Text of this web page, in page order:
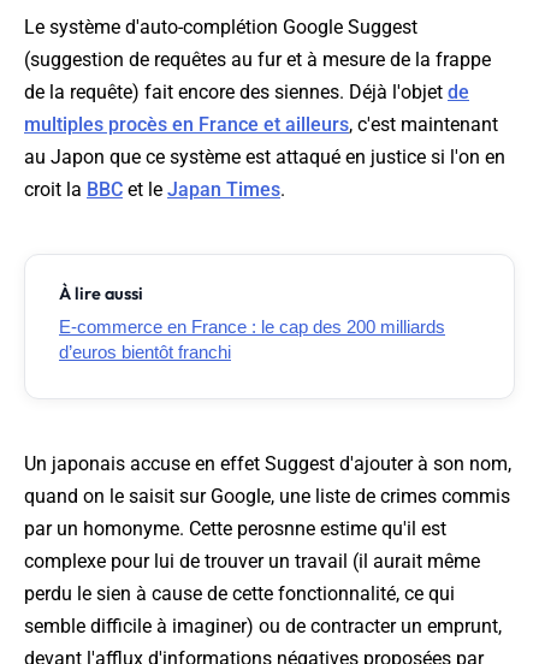
Le système d'auto-complétion Google Suggest
(suggestion de requêtes au fur et à mesure de la frappe
de la requête) fait encore des siennes. Déjà l'objet de
multiples procès en France et ailleurs, c'est maintenant
au Japon que ce système est attaqué en justice si l'on en
croit la BBC et le Japan Times.
À lire aussi
E-commerce en France : le cap des 200 milliards
d’euros bientôt franchi
Un japonais accuse en effet Suggest d'ajouter à son nom,
quand on le saisit sur Google, une liste de crimes commis
par un homonyme. Cette perosnne estime qu'il est
complexe pour lui de trouver un travail (il aurait même
perdu le sien à cause de cette fonctionnalité, ce qui
semble difficile à imaginer) ou de contracter un emprunt,
devant l'afflux d'informations négatives proposées par